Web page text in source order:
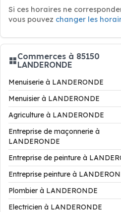
Si ces horaires ne
vous pouvez changer les
Commerces à 85150
LANDERONDE
Menuiserie à LANDERONDE
Menuisier à LANDERONDE
Agriculture à LANDERONDE
Entreprise de maçonnerie à
LANDERONDE
Entreprise de peinture à
Entreprise peinture à
Plombier à LANDERONDE
Electricien à LANDERONDE